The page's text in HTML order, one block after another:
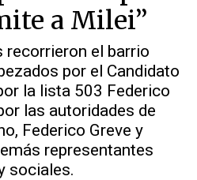
a Milei”
recorrieron el barrio
por el Candidato
la lista 503 Federico
las autoridades de
Federico Greve y
representantes
sociales.